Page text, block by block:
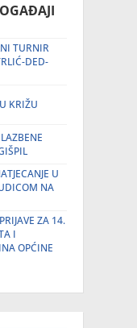
TURNIR
DED-
KRIŽU
U
NA
ZA 14.
I
OPĆINE